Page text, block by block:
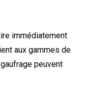
immédiatement
aux gammes de
peuvent